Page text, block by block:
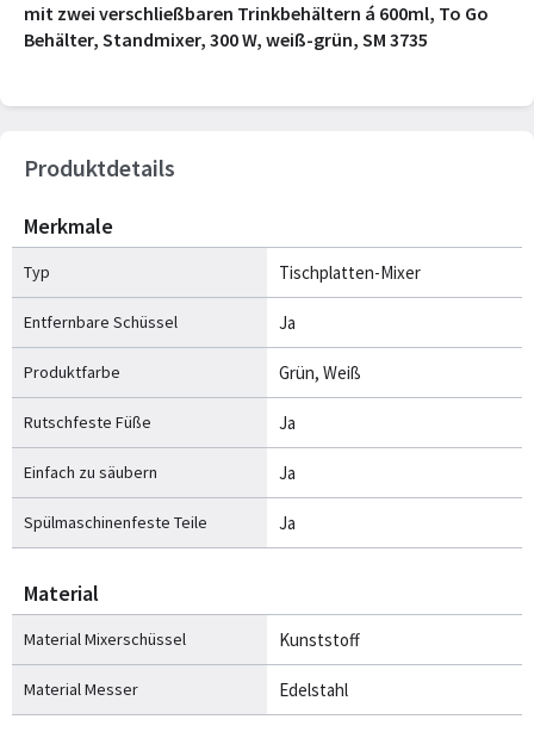
mit zwei verschließbaren Trinkbehältern á 600ml, To Go
Behälter, Standmixer, 300 W, weiß-grün, SM 3735
Produktdetails
Merkmale
Typ Tischplatten-Mixer
Entfernbare Schüssel Ja
Produktfarbe Grün, Weiß
Rutschfeste Füße Ja
Einfach zu säubern Ja
Spülmaschinenfeste Teile Ja
Material
Material Mixerschüssel Kunststoff
Material Messer Edelstahl